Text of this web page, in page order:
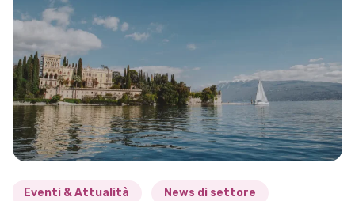
Eventi & Attualità News di settore